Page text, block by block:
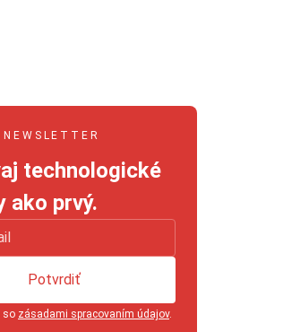
technologické
ako prvý.
so zásadami spracovaním údajov.
Potvrdiť